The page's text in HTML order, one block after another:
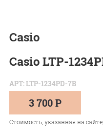
Casio
Casio LTP-
АРТ: LTP-1234PD-7B
3 700 Р
Стоимость, указанная на